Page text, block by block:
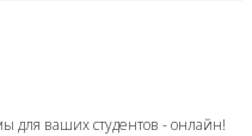
для ваших студентов - онлайн!